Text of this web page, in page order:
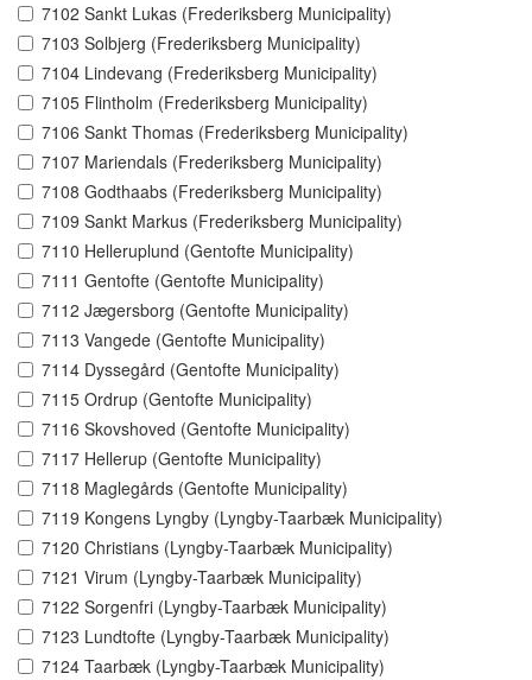
7102 Sankt Lukas (Frederiksberg Municipality)
7103 Solbjerg (Frederiksberg Municipality)
7104 Lindevang (Frederiksberg Municipality)
7105 Flintholm (Frederiksberg Municipality)
7106 Sankt Thomas (Frederiksberg Municipality)
7107 Mariendals (Frederiksberg Municipality)
7108 Godthaabs (Frederiksberg Municipality)
7109 Sankt Markus (Frederiksberg Municipality)
7110 Helleruplund (Gentofte Municipality)
7111 Gentofte (Gentofte Municipality)
7112 Jægersborg (Gentofte Municipality)
7113 Vangede (Gentofte Municipality)
7114 Dyssegård (Gentofte Municipality)
7115 Ordrup (Gentofte Municipality)
7116 Skovshoved (Gentofte Municipality)
7117 Hellerup (Gentofte Municipality)
7118 Maglegårds (Gentofte Municipality)
7119 Kongens Lyngby (Lyngby-Taarbæk Municipality)
7120 Christians (Lyngby-Taarbæk Municipality)
7121 Virum (Lyngby-Taarbæk Municipality)
7122 Sorgenfri (Lyngby-Taarbæk Municipality)
7123 Lundtofte (Lyngby-Taarbæk Municipality)
7124 Taarbæk (Lyngby-Taarbæk Municipality)